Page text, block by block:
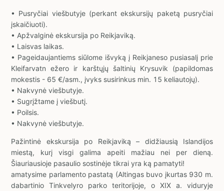
• Pusryčiai viešbutyje (perkant ekskursijų paketą pusryčiai
įskaičiuoti).
• Apžvalginė ekskursija po Reikjaviką.
• Laisvas laikas.
• Pageidaujantiems siūlome išvyką į Reikjaneso pusiasalį prie
Kleifarvatn ežero ir karštųjų šaltinių Krysuvik (papildomas
mokestis - 65 €/asm., įvyks susirinkus min. 15 keliautojų).
• Nakvynė viešbutyje.
• Sugrįžtame į viešbutį.
• Poilsis.
• Nakvynė viešbutyje.
Pažintinė ekskursija po Reikjaviką – didžiausią Islandijos
miestą, kurį visgi galima apeiti mažiau nei per dieną.
Šiauriausioje pasaulio sostinėje tikrai yra ką pamatyti!
amatysime parlamento pastatą (Altingas buvo įkurtas 930 m.
dabartinio Tinkvelyro parko teritorijoje, o XIX a. viduryje